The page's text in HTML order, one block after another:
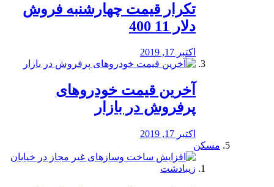
تکرار قیمت چهارشنبه فروش
دلار 11 400
اکتبر 17, 2019
آخرین قیمت خودرو‌های
پرفروش در بازار
اکتبر 17, 2019
مسکن